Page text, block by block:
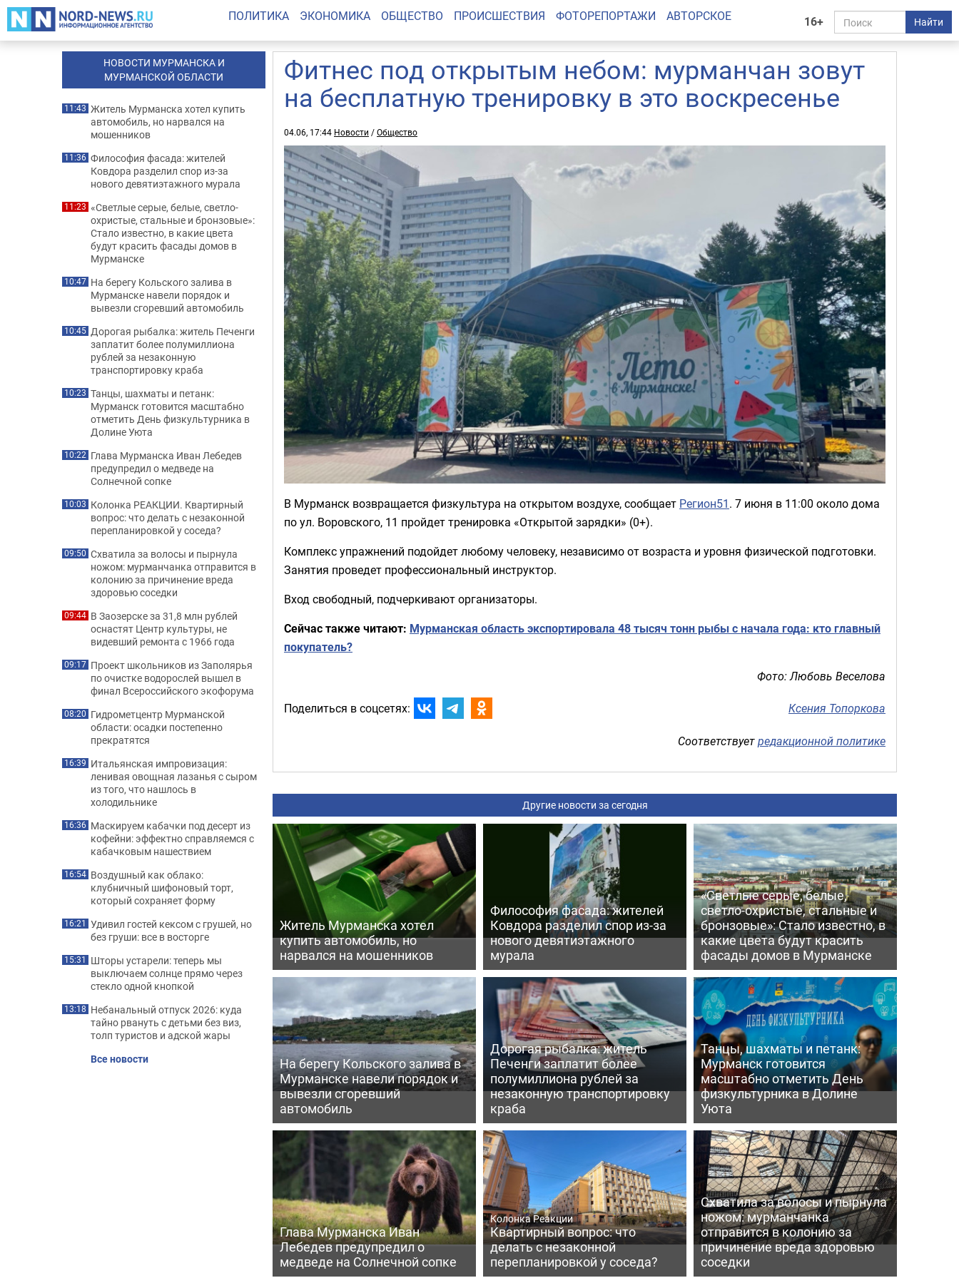
16+ Найти
ПОЛИТИКА ЭКОНОМИКА ОБЩЕСТВО ПРОИСШЕСТВИЯ ФОТОРЕПОРТАЖИ АВТОРСКОЕ
Фитнес под открытым небом: мурманчан зовут
на бесплатную тренировку в это воскресенье
04.06, 17:44 Новости /Общество
В Мурманск возвращается физкультура на открытом воздухе, сообщает Регион51. 7 июня в 11:00 около дома
по ул. Воровского, 11 пройдет тренировка «Открытой зарядки» (0+).
Комплекс упражнений подойдет любому человеку, независимо от возраста и уровня физической подготовки.
Занятия проведет профессиональный инструктор.
Вход свободный, подчеркивают организаторы.
Сейчас также читают: Мурманская область экспортировала 48 тысяч тонн рыбы с начала года: кто главный
покупатель?
Фото: Любовь Веселова
Поделиться в соцсетях: Ксения Топоркова
Соответствуетредакционной политике
Другие новости за сегодня
Житель Мурманска хотел
купить автомобиль, но
нарвался на мошенников
Философия фасада: жителей
Ковдора разделил спор из-за
нового девятиэтажного
мурала
«Светлые серые, белые,
светло-охристые, стальные и
бронзовые»: Стало известно, в
какие цвета будут красить
фасады домов в Мурманске
На берегу Кольского залива в
Мурманске навели порядок и
вывезли сгоревший
автомобиль
Дорогая рыбалка: житель
Печенги заплатит более
полумиллиона рублей за
незаконную транспортировку
краба
Танцы, шахматы и петанк:
Мурманск готовится
масштабно отметить День
физкультурника в Долине
Уюта
Глава Мурманска Иван
Лебедев предупредил о
медведе на Солнечной сопке
Колонка Реакции
Квартирный вопрос: что
делать с незаконной
перепланировкой у соседа?
Схватила за волосы и пырнула
ножом: мурманчанка
отправится в колонию за
причинение вреда здоровью
соседки
НОВОСТИ МУРМАНСКА И
МУРМАНСКОЙ ОБЛАСТИ
11:43 Житель Мурманска хотел купить
автомобиль, но нарвался на
мошенников
11:36 Философия фасада: жителей
Ковдора разделил спор из-за
нового девятиэтажного мурала
11:23 «Светлые серые, белые, светло-
охристые, стальные и бронзовые»:
Стало известно, в какие цвета
будут красить фасады домов в
Мурманске
10:47 На берегу Кольского залива в
Мурманске навели порядок и
вывезли сгоревший автомобиль
10:45 Дорогая рыбалка: житель Печенги
заплатит более полумиллиона
рублей за незаконную
транспортировку краба
10:23 Танцы, шахматы и петанк:
Мурманск готовится масштабно
отметить День физкультурника в
Долине Уюта
10:22 Глава Мурманска Иван Лебедев
предупредил о медведе на
Солнечной сопке
10:03 Колонка РЕАКЦИИ. Квартирный
вопрос: что делать с незаконной
перепланировкой у соседа?
09:50 Схватила за волосы и пырнула
ножом: мурманчанка отправится в
колонию за причинение вреда
здоровью соседки
09:44 В Заозерске за 31,8 млн рублей
оснастят Центр культуры, не
видевший ремонта с 1966 года
09:17 Проект школьников из Заполярья
по очистке водорослей вышел в
финал Всероссийского экофорума
08:20 Гидрометцентр Мурманской
области: осадки постепенно
прекратятся
16:39 Итальянская импровизация:
ленивая овощная лазанья с сыром
из того, что нашлось в
холодильнике
16:36 Маскируем кабачки под десерт из
кофейни: эффектно справляемся с
кабачковым нашествием
16:54 Воздушный как облако:
клубничный шифоновый торт,
который сохраняет форму
16:21 Удивил гостей кексом с грушей, но
без груши: все в восторге
15:31 Шторы устарели: теперь мы
выключаем солнце прямо через
стекло одной кнопкой
13:18 Небанальный отпуск 2026: куда
тайно рвануть с детьми без виз,
толп туристов и адской жары
Все новости